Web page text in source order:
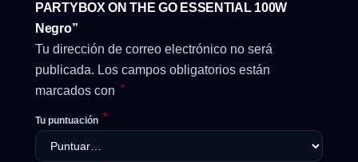
PARTYBOX ON THE GO ESSENTIAL 100W
Negro”
Tu dirección de correo electrónico no será
publicada. Los campos obligatorios están
marcados con *
Tu puntuación *